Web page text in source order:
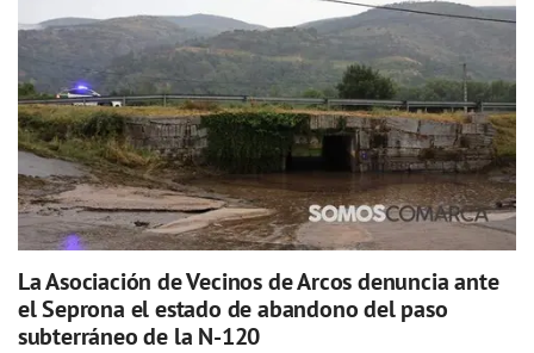
La Asociación de Vecinos de Arcos denuncia ante
el Seprona el estado de abandono del paso
subterráneo de la N-120